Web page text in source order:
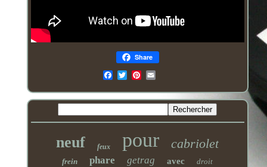
Share
neuf feux pour cabriolet
frein phare getrag avec droit